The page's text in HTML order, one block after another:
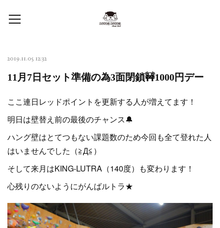
2019.11.05 12:32
11月7日セット準備の為3面閉鎖🚧1000円デー
ここ連日レッドポイントを更新する人が増えてます！
明日は壁替え前の最後のチャンス🔔
ハング壁はとてつもない課題数のため今回も全て登れた人
はいませんでした（≧Д≦）
そして来月はKING-LUTRA（140度）も変わります！
心残りのないようにがんばルトラ★